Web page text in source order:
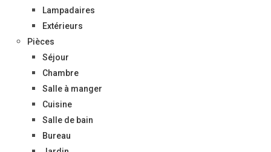
Lampadaires
Extérieurs
Pièces
Séjour
Chambre
Salle à manger
Cuisine
Salle de bain
Bureau